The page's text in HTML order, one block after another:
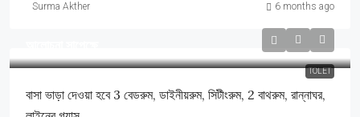
Surma Akther 6 months ago
TOLET
বাসা ভাড়া দেওয়া হবে 3 বেডরুম, ডাইনীয়রুম, সিটীংরুম, 2 বাথরুম, রান্নাঘর,